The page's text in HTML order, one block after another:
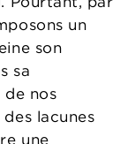
un
son
sa
de nos
lacunes
une